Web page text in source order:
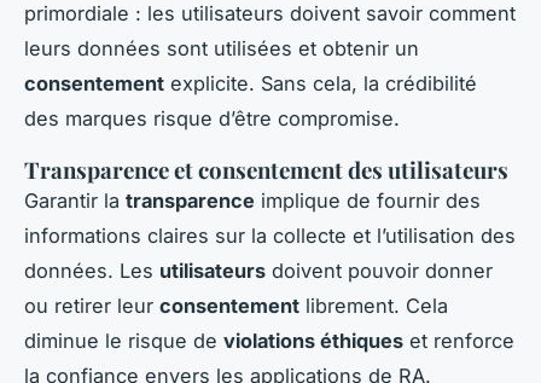
primordiale : les utilisateurs doivent savoir comment
leurs données sont utilisées et obtenir un
consentement explicite. Sans cela, la crédibilité
des marques risque d’être compromise.
Transparence et consentement des utilisateurs
Garantir la transparence implique de fournir des
informations claires sur la collecte et l’utilisation des
données. Les utilisateurs doivent pouvoir donner
ou retirer leur consentement librement. Cela
diminue le risque de violations éthiques et renforce
la confiance envers les applications de RA.